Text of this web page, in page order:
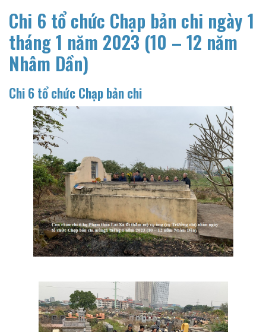
Chi 6 tổ chức Chạp bản chi ngày 1
tháng 1 năm 2023 (10 – 12 năm
Nhâm Dần)
Chi 6 tổ chức Chạp bản chi